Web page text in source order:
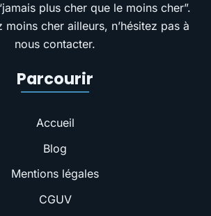
plus cher que le moins cher”.
moins cher ailleurs, n’hésitez pas à
nous contacter.
Parcourir
Accueil
Blog
Mentions légales
CGUV